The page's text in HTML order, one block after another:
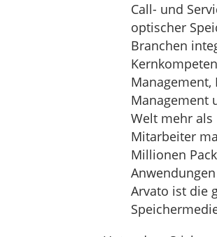
Call- und
optischer
Branchen
Management,
Management
Welt mehr als
Mitarbeiter
Millionen
Arvato ist die